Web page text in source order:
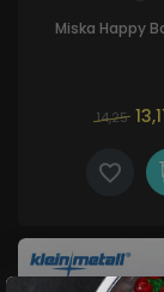
Miska Happy
14,25